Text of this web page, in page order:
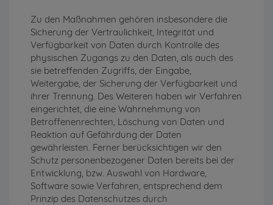
Zu den Maßnahmen gehören insbesondere die
Sicherung der Vertraulichkeit, Integrität und
Verfügbarkeit von Daten durch Kontrolle des
physischen Zugangs zu den Daten, als auch des
sie betreffenden Zugriffs, der Eingabe,
Weitergabe, der Sicherung der Verfügbarkeit und
ihrer Trennung. Des Weiteren haben wir Verfahren
eingerichtet, die eine Wahrnehmung von
Betroffenenrechten, Löschung von Daten und
Reaktion auf Gefährdung der Daten
gewährleisten. Ferner berücksichtigen wir den
Schutz personenbezogener Daten bereits bei der
Entwicklung, bzw. Auswahl von Hardware,
Software sowie Verfahren, entsprechend dem
Prinzip des Datenschutzes durch